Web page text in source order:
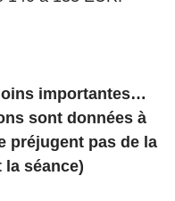
importantes…
sont données à
préjugent pas de la
séance)